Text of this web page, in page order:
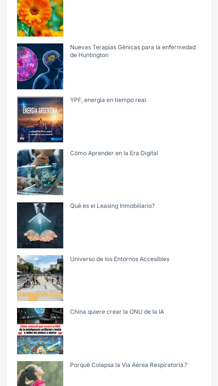
Nuevas Terapias Gènicas para la enfermedad
de Huntington
YPF, energìa en tiempo real.
Cómo Aprender en la Era Digital
Què es el Leasing Inmobiliario?
Universo de los Entornos Accesibles
China quiere crear la ONU de la IA
Porquè Colapsa la Vìa Aèrea Respiratoria.?